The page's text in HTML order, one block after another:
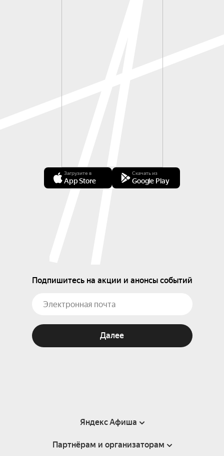
Загрузите в
App Store
Скачать из
Google Play
Подпишитесь на акции и анонсы событий
Далее
Яндекс Афиша
Справка
Партнёрам и организаторам